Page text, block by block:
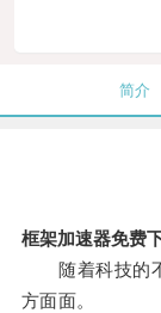
简介
框架加速器免费
随着科技的不
方面面。